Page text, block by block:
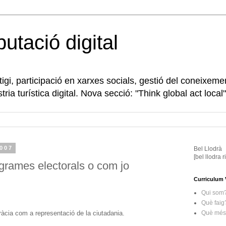
digital
participació en xarxes socials, gestió del
turística digital. Nova secció: "Think global act local"
electorals o com jo
com a representació de la ciutadania.
Bel Llodrà
[bel llodra
Curriculum
Qui
Què
Què